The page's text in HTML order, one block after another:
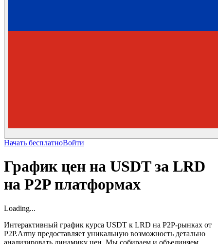
Начать бесплатноВойти
График цен на USDT за LRD
на P2P платформах
Loading...
Интерактивный график курса USDT к LRD на P2P-рынках от
P2P.Army предоставляет уникальную возможность детально
анализировать динамику цен. Мы собираем и объединяем